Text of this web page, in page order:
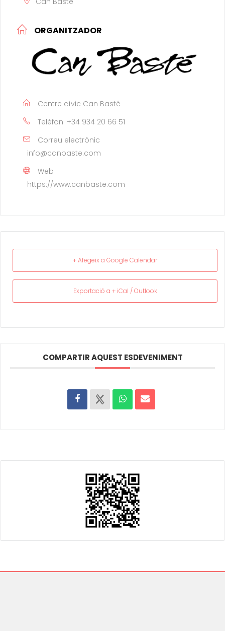
ORGANITZADOR
Centre cívic Can Basté
Telèfon +34 934 20 66 51
Correu electrònic
info@canbaste.com
Web
https://www.canbaste.com
+ Afegeix a Google Calendar
Exportació a + iCal / Outlook
COMPARTIR AQUEST ESDEVENIMENT